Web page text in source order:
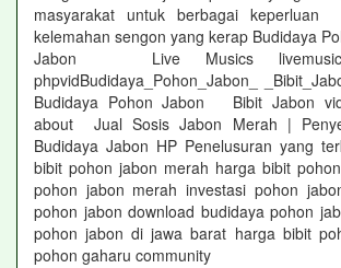
masyarakat untuk berbagai keperluan
kelemahan sengon yang kerap Budidaya
Jabon Live Musics
phpvidBudidaya_Pohon_Jabon_
Budidaya Pohon Jabon Bibit Jabon
about Jual Sosis Jabon Merah |
Budidaya Jabon HP Penelusuran yang
bibit pohon jabon merah harga bibit
pohon jabon merah investasi pohon
pohon jabon download budidaya pohon
pohon jabon di jawa barat harga bibit
pohon gaharu community